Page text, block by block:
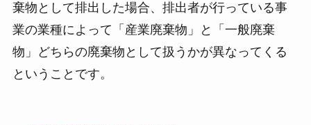
棄物として排出した場合、排出者が行っている事
業の業種によって「産業廃棄物」と「一般廃棄
物」どちらの廃棄物として扱うかが異なってくる
ということです。